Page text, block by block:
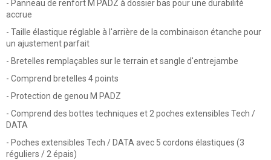
- Panneau de renfort M PADZ à dossier bas pour une durabilité
accrue
- Taille élastique réglable à l'arrière de la combinaison étanche pour
un ajustement parfait
- Bretelles remplaçables sur le terrain et sangle d'entrejambe
- Comprend bretelles 4 points
- Protection de genou M PADZ
- Comprend des bottes techniques et 2 poches extensibles Tech /
DATA
- Poches extensibles Tech / DATA avec 5 cordons élastiques (3
réguliers / 2 épais)